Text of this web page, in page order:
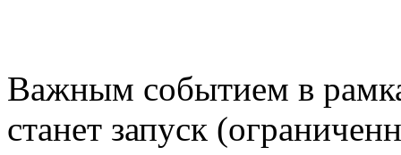
Важным событием в
станет запуск